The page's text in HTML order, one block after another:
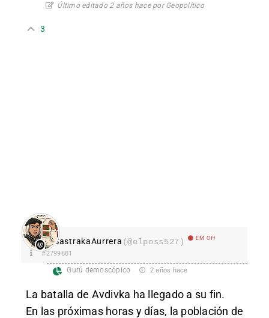
Último editado 2 años hace por Geopolítico
3
SastrakaAurrera (@elposs527) EM Off
#2799681
Gurú demoscópico 2 años hace
La batalla de Avdivka ha llegado a su fin.
En las próximas horas y días, la población de